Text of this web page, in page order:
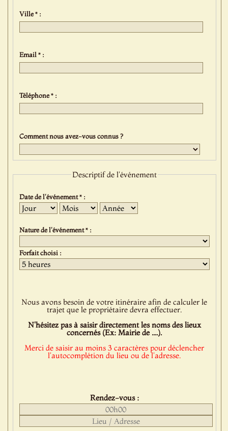
Ville * :
Email * :
Téléphone * :
Comment nous avez-vous connus ?
Descriptif de l'événement
Date de l'événement * :
Jour Mois Année
Nature de l'événement * :
Forfait choisi :
Nous avons besoin de votre itinéraire afin de calculer le
trajet que le propriétaire devra effectuer.
N'hésitez pas à saisir directement les noms des lieux
concernés (Ex: Mairie de ....).
Merci de saisir au moins 3 caractères pour déclencher
l'autocomplétion du lieu ou de l'adresse.
Rendez-vous :